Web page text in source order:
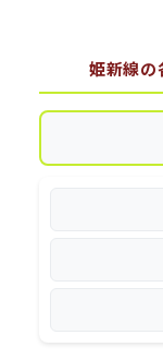
姫新線の